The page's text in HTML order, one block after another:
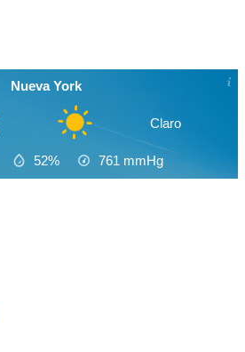
Nueva York
Claro
52% 761 mmHg